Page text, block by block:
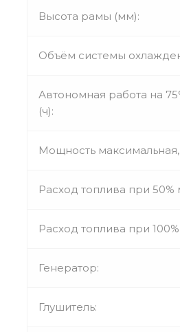
Высота рамы (мм):
Объём системы
Автономная работа на
(ч):
Мощность
Расход топлива при 50%
Расход топлива при
Генератор:
Глушитель: